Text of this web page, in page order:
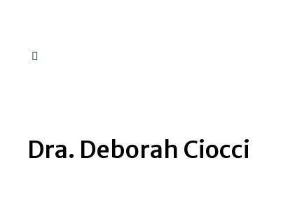
Dra. Deborah Ciocci